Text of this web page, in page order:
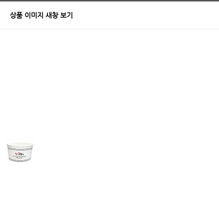
상품 이미지 새창 보기